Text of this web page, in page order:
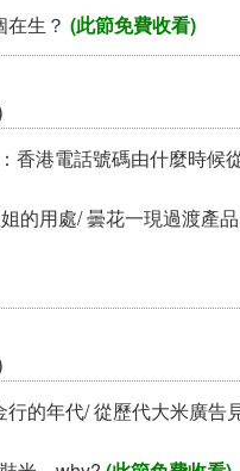
生？ (此節免費收看)
香港電話號碼由什麼時候
的用處/ 曇花一現過渡產
的年代/ 從歷代大米廣告